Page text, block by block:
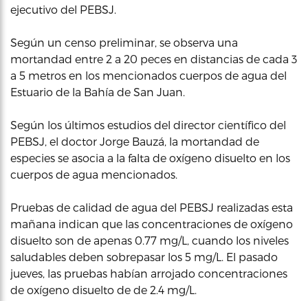
ejecutivo del PEBSJ.
Según un censo preliminar, se observa una
mortandad entre 2 a 20 peces en distancias de cada 3
a 5 metros en los mencionados cuerpos de agua del
Estuario de la Bahía de San Juan.
Según los últimos estudios del director científico del
PEBSJ, el doctor Jorge Bauzá, la mortandad de
especies se asocia a la falta de oxígeno disuelto en los
cuerpos de agua mencionados.
Pruebas de calidad de agua del PEBSJ realizadas esta
mañana indican que las concentraciones de oxígeno
disuelto son de apenas 0.77 mg/L, cuando los niveles
saludables deben sobrepasar los 5 mg/L. El pasado
jueves, las pruebas habían arrojado concentraciones
de oxígeno disuelto de de 2.4 mg/L.